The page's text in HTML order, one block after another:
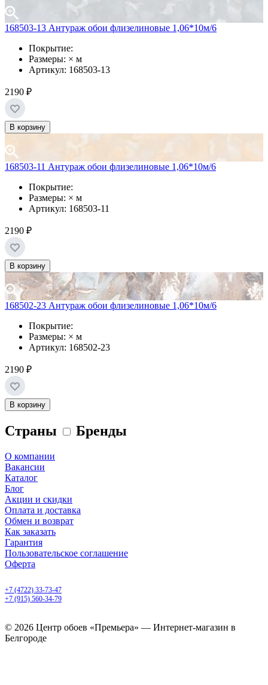
168503-13 Антураж обои флизелиновые 1,06*10м/6
Покрытие:
Размеры: × м
Артикул: 168503-13
2190 ₽
В корзину
168503-11 Антураж обои флизелиновые 1,06*10м/6
Покрытие:
Размеры: × м
Артикул: 168503-11
2190 ₽
В корзину
168502-23 Антураж обои флизелиновые 1,06*10м/6
Покрытие:
Размеры: × м
Артикул: 168502-23
2190 ₽
В корзину
Страны Бренды
О компании
Вакансии
Каталог
Блог
Акции и скидки
Оплата и доставка
Обмен и возврат
Как заказать
Гарантия
Пользовательское соглашение
Оферта
+7 (4722) 33-73-47
+7 (915) 560-34-79
© 2026 Центр обоев «Премьера» — Интернет-магазин в
Белгороде